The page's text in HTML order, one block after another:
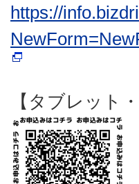
https://
【タブレット